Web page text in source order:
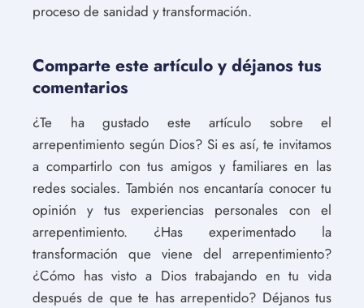
proceso de sanidad y transformación.
Comparte este artículo y déjanos tus
comentarios
¿Te ha gustado este artículo sobre el
arrepentimiento según Dios? Si es así, te invitamos
a compartirlo con tus amigos y familiares en las
redes sociales. También nos encantaría conocer tu
opinión y tus experiencias personales con el
arrepentimiento. ¿Has experimentado la
transformación que viene del arrepentimiento?
¿Cómo has visto a Dios trabajando en tu vida
después de que te has arrepentido? Déjanos tus